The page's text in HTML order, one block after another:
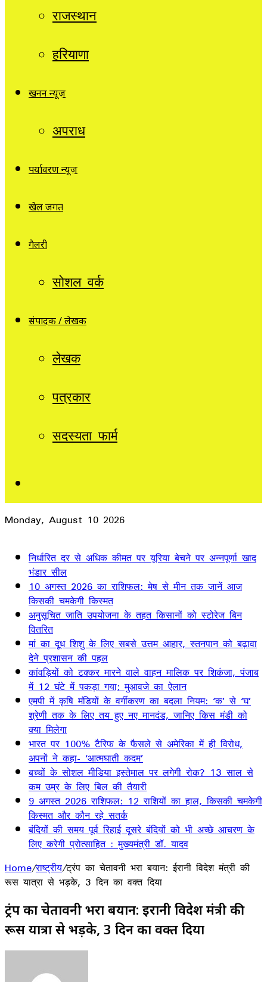
राजस्थान
हरियाणा
खनन न्यूज़
अपराध
पर्यावरण न्यूज़
खेल जगत
गैलरी
सोशल वर्क
संपादक / लेखक
लेखक
पत्रकार
सदस्यता फार्म
Monday, August 10 2026
निर्धारित दर से अधिक कीमत पर यूरिया बेचने पर अन्नपूर्णा खाद
भंडार सील
10 अगस्त 2026 का राशिफल: मेष से मीन तक जानें आज
किसकी चमकेगी किस्मत
अनुसूचित जाति उपयोजना के तहत किसानों को स्टोरेज बिन
वितरित
मां का दूध शिशु के लिए सबसे उत्तम आहार, स्तनपान को बढ़ावा
देने प्रशासन की पहल
कांवड़ियों को टक्कर मारने वाले वाहन मालिक पर शिकंजा, पंजाब
में 12 घंटे में पकड़ा गया; मुआवजे का ऐलान
एमपी में कृषि मंडियों के वर्गीकरण का बदला नियम: ‘क’ से ‘घ’
श्रेणी तक के लिए तय हुए नए मानदंड, जानिए किस मंडी को
क्या मिलेगा
भारत पर 100% टैरिफ के फैसले से अमेरिका में ही विरोध,
अपनों ने कहा- ‘आत्मघाती कदम’
बच्चों के सोशल मीडिया इस्तेमाल पर लगेगी रोक? 13 साल से
कम उम्र के लिए बिल की तैयारी
9 अगस्त 2026 राशिफल: 12 राशियों का हाल, किसकी चमकेगी
किस्मत और कौन रहे सतर्क
बंदियों की समय पूर्व रिहाई दूसरे बंदियों को भी अच्छे आचरण के
लिए करेगी प्रोत्साहित : मुख्यमंत्री डॉ. यादव
Home/राष्ट्रीय/ट्रंप का चेतावनी भरा बयान: ईरानी विदेश मंत्री की
रूस यात्रा से भड़के, 3 दिन का वक्त दिया
ट्रंप का चेतावनी भरा बयान: ईरानी विदेश मंत्री की
रूस यात्रा से भड़के, 3 दिन का वक्त दिया